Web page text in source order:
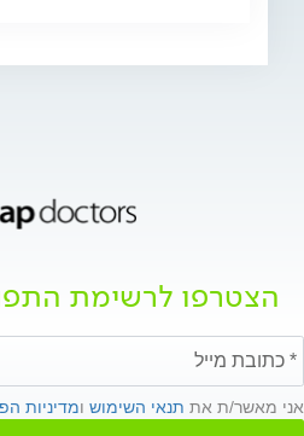
הצטרפו לרשימת
אני מאשר/ת את תנאי השימוש ומדיניות